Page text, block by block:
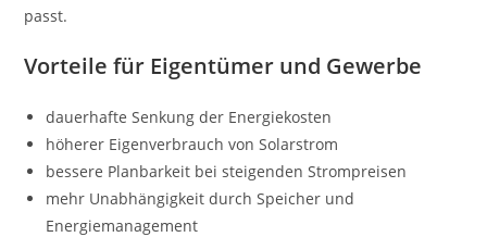
passt.
Vorteile für Eigentümer und Gewerbe
dauerhafte Senkung der Energiekosten
höherer Eigenverbrauch von Solarstrom
bessere Planbarkeit bei steigenden Strompreisen
mehr Unabhängigkeit durch Speicher und
Energiemanagement